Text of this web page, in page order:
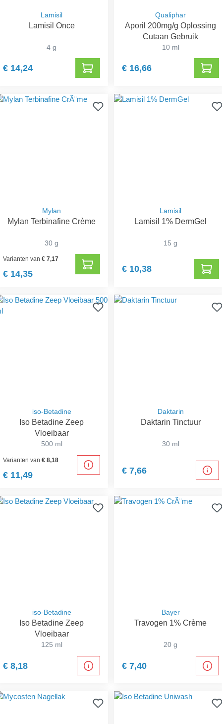
Lamisil
Lamisil Once
4 g
€ 14,24
Qualiphar
Aporil 200mg/g Oplossing
Cutaan Gebruik
10 ml
€ 16,66
Mylan
Mylan Terbinafine Crème
30 g
Varianten van€ 7,17
€ 14,35
Lamisil
Lamisil 1% DermGel
15 g
€ 10,38
iso-Betadine
Iso Betadine Zeep
Vloeibaar
500 ml
Varianten van€ 8,18
€ 11,49
Daktarin
Daktarin Tinctuur
30 ml
€ 7,66
iso-Betadine
Iso Betadine Zeep
Vloeibaar
125 ml
€ 8,18
Bayer
Travogen 1% Crème
20 g
€ 7,40